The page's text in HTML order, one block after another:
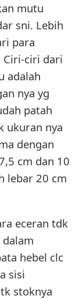
mutu
sni. Lebih
para
Ciri-ciri dari
adalah
nya yg
patah
ukuran nya
dengan
cm dan 10
lebar 20 cm
eceran tdk
hebel clc
sisi
stoknya